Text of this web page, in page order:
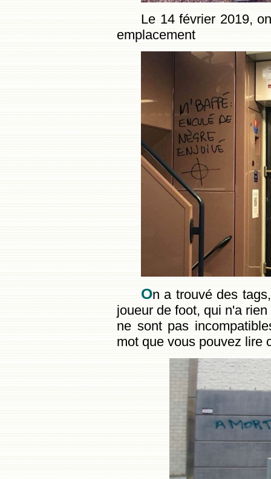
Le 14 février 2019,
emplacement
On a trouvé des
joueur de foot, qui n'a
ne sont pas
mot que vous pouvez lire